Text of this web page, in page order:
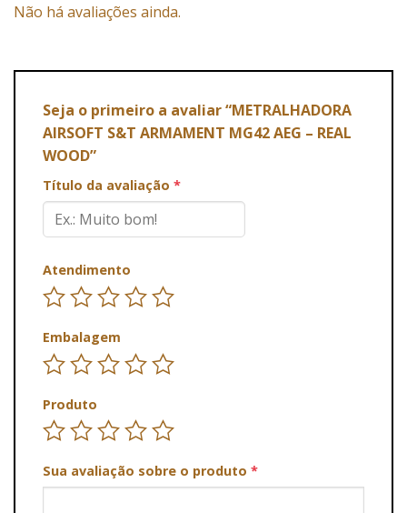
Não há avaliações ainda.
Seja o primeiro a avaliar “METRALHADORA
AIRSOFT S&T ARMAMENT MG42 AEG – REAL
WOOD”
Título da avaliação *
Atendimento
Embalagem
Produto
Sua avaliação sobre o produto *